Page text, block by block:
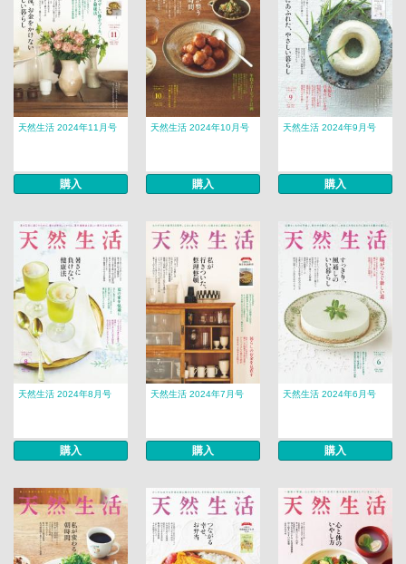
天然生活 2024年11月号
購入
天然生活 2024年10月号
購入
天然生活 2024年9月号
購入
天然生活 2024年8月号
購入
天然生活 2024年7月号
購入
天然生活 2024年6月号
購入